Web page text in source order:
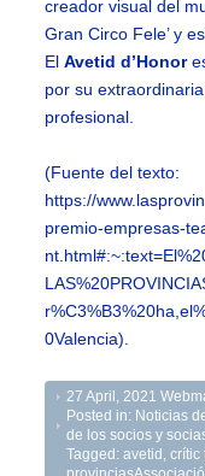
creador visual del
Gran Circo Fele’ y
El Avetid d’Honor
por su
profesional.
(Fuente del texto:
https://
premio-empresas-
0Valencia).
27 April, 2021
Posted in: Noticias
de los socios y
Tagged:avetid ,crític